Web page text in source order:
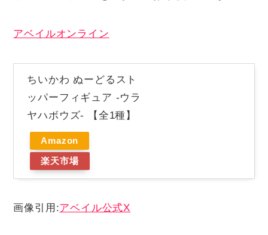
アベイルオンライン
ちいかわ ぬーどるスト
ッパーフィギュア -ウラ
ヤハボウズ- 【全1種】
Amazon
楽天市場
画像引用:アベイル公式X